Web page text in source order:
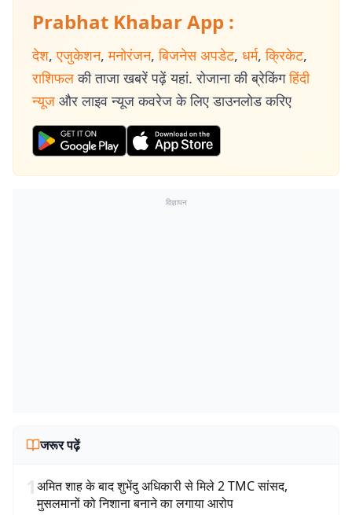
Prabhat Khabar App :
देश, एजुकेशन, मनोरंजन, बिजनेस अपडेट, धर्म, क्रिकेट,
राशिफल की ताजा खबरें पढ़ें यहां. रोजाना की ब्रेकिंग हिंदी
न्यूज और लाइव न्यूज कवरेज के लिए डाउनलोड करिए
विज्ञापन
जरूर पढ़ें
1अमित शाह के बाद शुभेंदु अधिकारी से मिले 2 TMC सांसद,
मुसलमानों को निशाना बनाने का लगाया आरोप